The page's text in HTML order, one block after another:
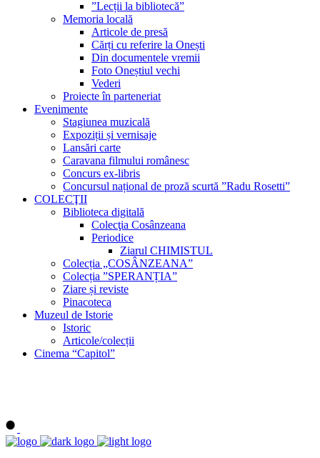
”Lecții la bibliotecă”
Memoria locală
Articole de presă
Cărți cu referire la Onești
Din documentele vremii
Foto Oneștiul vechi
Vederi
Proiecte în parteneriat
Evenimente
Stagiunea muzicală
Expoziții și vernisaje
Lansări carte
Caravana filmului românesc
Concurs ex-libris
Concursul național de proză scurtă ”Radu Rosetti”
COLECŢII
Biblioteca digitală
Colecţia Cosânzeana
Periodice
Ziarul CHIMISTUL
Colecția „COSÂNZEANA”
Colecția ”SPERANȚIA”
Ziare și reviste
Pinacoteca
Muzeul de Istorie
Istoric
Articole/colecții
Cinema “Capitol”